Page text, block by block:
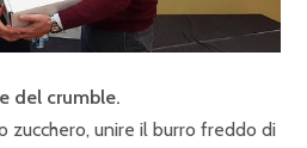
del crumble.
zucchero, unire il burro freddo di